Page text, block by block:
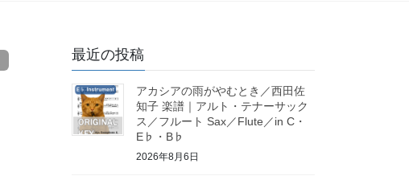
最近の投稿
アカシアの雨がやむとき／西田佐
知子 楽譜｜アルト・テナーサック
ス／フルート Sax／Flute／in C・
E♭・B♭
2026年8月6日